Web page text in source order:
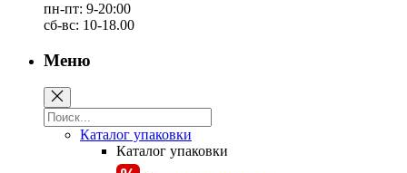
пн-пт: 9-20:00
сб-вс: 10-18.00
Меню
Каталог упаковки
Каталог упаковки